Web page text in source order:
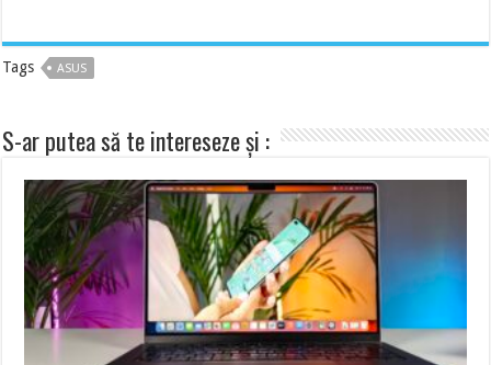
Tags ASUS
S-ar putea să te intereseze și :